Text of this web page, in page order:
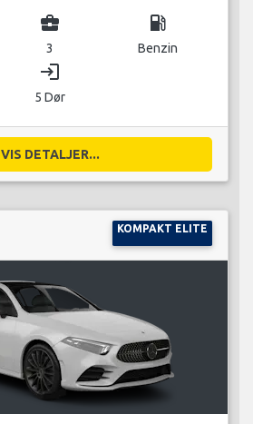
business_center
3
local_gas_station
Benzin
login
5 Dør
VIS DETALJER...
KOMPAKT ELITE